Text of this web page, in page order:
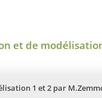
et de
1 et 2 par